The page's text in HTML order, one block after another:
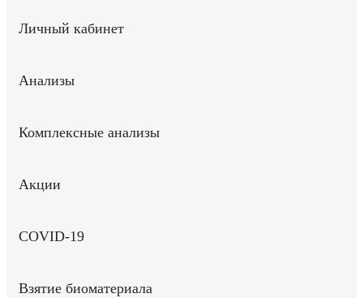
Личный кабинет
Анализы
Комплексные анализы
Акции
COVID-19
Взятие биоматериала